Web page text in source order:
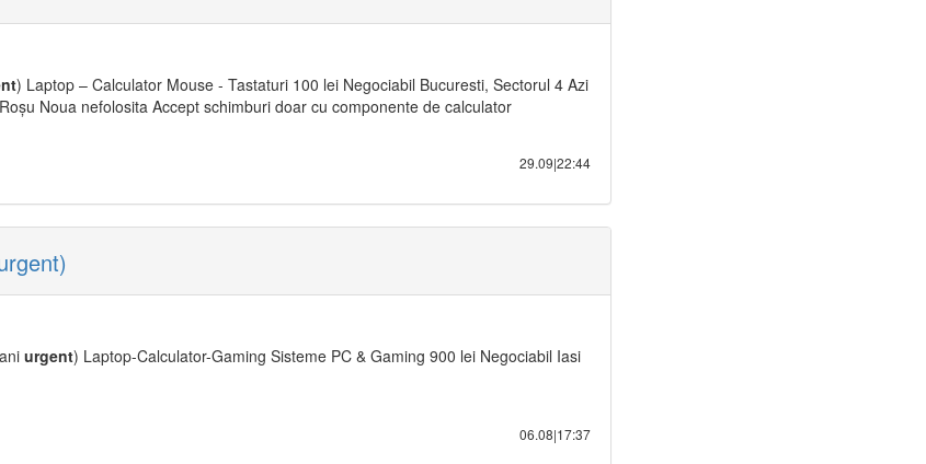
) Laptop – Calculator Mouse - Tastaturi 100 lei Negociabil Bucuresti, Sectorul 4 Azi
Noua nefolosita Accept schimburi doar cu componente de calculator
29.09|22:44
urgent) Laptop-Calculator-Gaming Sisteme PC & Gaming 900 lei Negociabil Iasi
06.08|17:37